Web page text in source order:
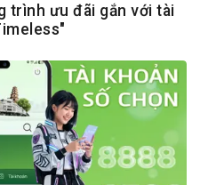
trình ưu đãi gắn với tài